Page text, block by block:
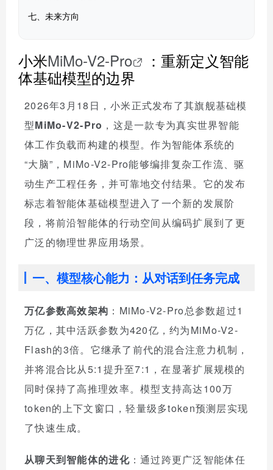
七、未来方向
小米MiMo-V2-Pro
：重新定义智能
体基础模型的边界
2026年3月18日，小米正式发布了其旗舰基础模
型MiMo-V2-Pro ，这是一款专为真实世界智能
体工作负载而构建的模型。作为智能体系统的
“大脑”，MiMo-V2-Pro能够编排复杂工作流、驱
动生产工程任务，并可靠地交付结果。它的发布
标志着智能体基础模型进入了一个新的发展阶
段，将前沿智能体的行动空间从编码扩展到了更
广泛的物理世界应用场景。
一、模型核心能力：从对话到任务完成
万亿参数高效架构 ：MiMo-V2-Pro总参数超过1
万亿，其中活跃参数为420亿，约为MiMo-V2-
Flash的3倍。它继承了前代的混合注意力机制，
并将混合比从5:1提升至7:1，在显著扩展规模的
同时保持了高推理效率。模型支持高达100万
token的上下文窗口，轻量级多token预测层实现
了快速生成。
从聊天到智能体的进化：通过跨更广泛智能体任